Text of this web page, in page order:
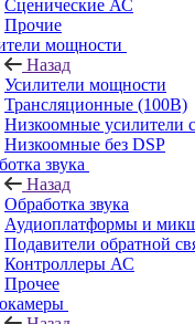
Сценические АС
Прочие
мощности
Назад
Усилители мощности
Трансляционные (100В)
Низкоомные усилители
Низкоомные без DSP
звука
Назад
Обработка звука
Аудиоплатформы и
Подавители обратной
Контроллеры АС
Прочее